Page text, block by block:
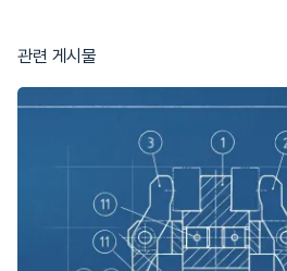
관련 게시물